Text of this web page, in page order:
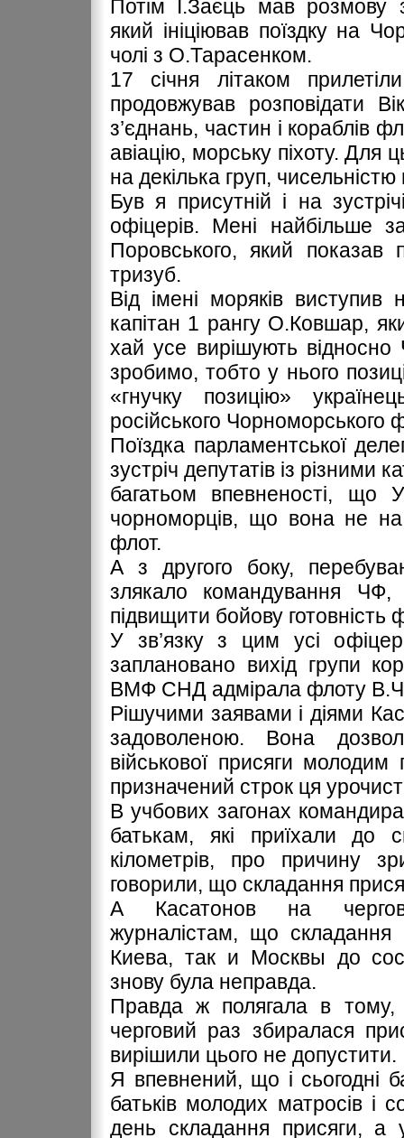
Потім І.Заєць мав розмову
який ініціював поїздку на
чолі з О.Тарасенком.
17 січня літаком
продовжував розповідати
з’єднань, частин і кораблів
авіацію, морську піхоту. Для
на декілька груп,
Був я присутній і на
офіцерів. Мені найбільше
Поровського, який показав
тризуб.
Від імені моряків виступив
капітан 1 рангу О.Ковшар,
хай усе вирішують
зробимо, тобто у нього
«гнучку позицію»
російського Чорноморського
Поїздка парламентської
зустріч депутатів із різними
багатьом впевненості, що
чорноморців, що вона не на
флот.
А з другого боку,
злякало командування
підвищити бойову готовність
У зв’язку з цим усі
заплановано вихід групи
ВМФ СНД адмірала флоту
Рішучими заявами і діями
задоволеною. Вона
військової присяги
призначений строк ця
В учбових загонах
батькам, які приїхали до
кілометрів, про причину
говорили, що складання
А Касатонов на
журналістам, що складання
Киева, так и Москвы до
знову була неправда.
Правда ж полягала в тому,
черговий раз збиралася
вирішили цього не допустити.
Я впевнений, що і сьогодні
батьків молодих матросів і
день складання присяги, а